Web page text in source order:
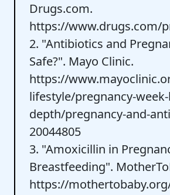
Drugs.com.
https://www.drugs.com/
2. "Antibiotics and
Safe?". Mayo Clinic.
https://
lifestyle/pregnancy-
depth/pregnancy-and-
20044805
3. "Amoxicillin in
Breastfeeding".
https://